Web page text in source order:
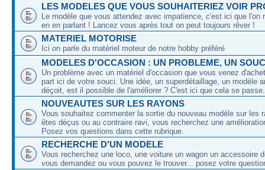
LES MODELES QUE VOUS SOUHAITERIEZ VOIR
Le modèle que vous attendez avec impatience, c'est ici que l'on
en en parlant ! Lancez vous après tout on peut toujours rêver !
MATERIEL MOTORISE
Ici on parle du matériel moteur de notre hobby préféré
MODELES D'OCCASION : UN PROBLEME, UN
Un problème avec un matériel d'occasion que vous venez
part ici de votre souci. Une idée, un superdétaillage, un modèle
déçoit, est il possible de l'améliorer ? C'est ici que cela se passe.
NOUVEAUTES SUR LES RAYONS
Vous souhaitez commenter la sortie du nouveau modèle sur les
êtes déçus ou au contraire ravi, vous recherchez une
Posez vos questions dans cette rubrique.
RECHERCHE D'UN MODELE
Vous recherchez une loco, une voiture un wagon un accessoire
vous demandez ou vous pouvez le trouver... posez votre